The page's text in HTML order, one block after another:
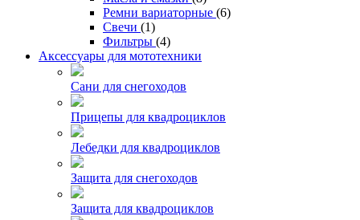
Ремни вариаторные (6)
Свечи (1)
Фильтры (4)
Аксессуары для мототехники
Сани для снегоходов
Прицепы для квадроциклов
Лебедки для квадроциклов
Защита для снегоходов
Защита для квадроциклов